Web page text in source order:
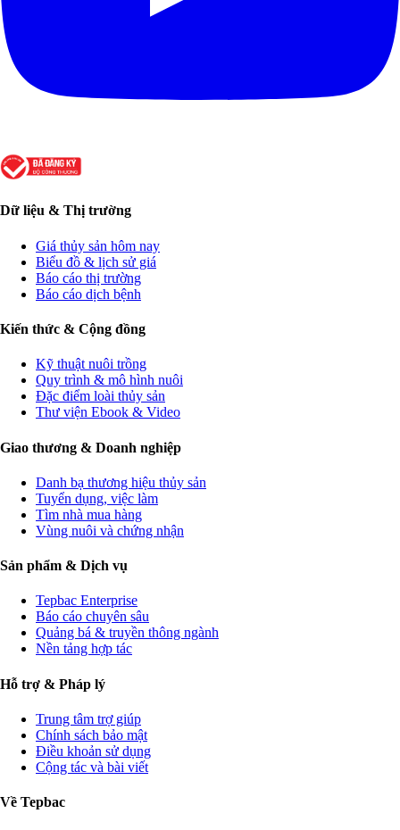
Dữ liệu & Thị trường
Giá thủy sản hôm nay
Biểu đồ & lịch sử giá
Báo cáo thị trường
Báo cáo dịch bệnh
Kiến thức & Cộng đồng
Kỹ thuật nuôi trồng
Quy trình & mô hình nuôi
Đặc điểm loài thủy sản
Thư viện Ebook & Video
Giao thương & Doanh nghiệp
Danh bạ thương hiệu thủy sản
Tuyển dụng, việc làm
Tìm nhà mua hàng
Vùng nuôi và chứng nhận
Sản phẩm & Dịch vụ
Tepbac Enterprise
Báo cáo chuyên sâu
Quảng bá & truyền thông ngành
Nền tảng hợp tác
Hỗ trợ & Pháp lý
Trung tâm trợ giúp
Chính sách bảo mật
Điều khoản sử dụng
Cộng tác và bài viết
Về Tepbac